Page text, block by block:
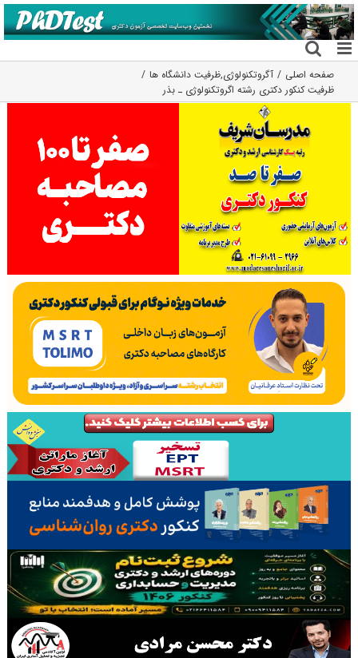
رفتن
به
محتوا
صفحه اصلی آگروتکنولوژی,ظرفیت دانشگاه ها
ظرفیت کنکور دکتری رشته اﮔﺮوﺗﻜﻨﻮﻟﻮژی ـ ﺑﺬر